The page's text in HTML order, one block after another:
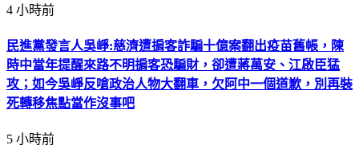
4 小時前
民進黨發言人吳崢:慈濟遭掮客詐騙十億案翻出疫苗舊帳，陳
時中當年提醒來路不明掮客恐騙財，卻遭蔣萬安、江啟臣猛
攻；如今吳崢反嗆政治人物大翻車，欠阿中一個道歉，別再裝
死轉移焦點當作沒事吧
5 小時前